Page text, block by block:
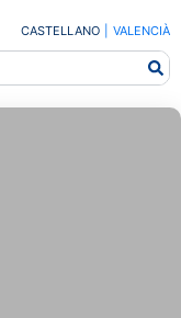
CASTELLANO VALENCIÀ